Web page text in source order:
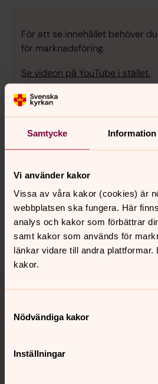
Samtycke Information
Vi använder kakor
Vissa av våra kakor (cookies) är
webbplatsen ska fungera. Här
analys och kakor som förbättrar
samt kakor som används för
länkar vidare till andra plattformar.
kakor.
Nödvändiga kakor
Inställningar
För att se innehållet behöver
för marknadsföring.
Se videon på YouTube i stället.
Ändra inställningar
Synpunkter eller frågor
innehåll?
Dela